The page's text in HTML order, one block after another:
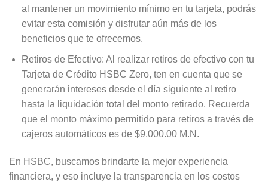
al mantener un movimiento mínimo en tu tarjeta, podrás
evitar esta comisión y disfrutar aún más de los
beneficios que te ofrecemos.
Retiros de Efectivo: Al realizar retiros de efectivo con tu
Tarjeta de Crédito HSBC Zero, ten en cuenta que se
generarán intereses desde el día siguiente al retiro
hasta la liquidación total del monto retirado. Recuerda
que el monto máximo permitido para retiros a través de
cajeros automáticos es de $9,000.00 M.N.
En HSBC, buscamos brindarte la mejor experiencia
financiera, y eso incluye la transparencia en los costos